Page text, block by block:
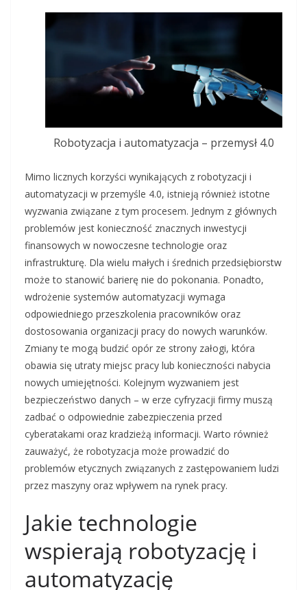
Robotyzacja i automatyzacja – przemysł 4.0
Mimo licznych korzyści wynikających z robotyzacji i
automatyzacji w przemyśle 4.0, istnieją również istotne
wyzwania związane z tym procesem. Jednym z głównych
problemów jest konieczność znacznych inwestycji
finansowych w nowoczesne technologie oraz
infrastrukturę. Dla wielu małych i średnich przedsiębiorstw
może to stanowić barierę nie do pokonania. Ponadto,
wdrożenie systemów automatyzacji wymaga
odpowiedniego przeszkolenia pracowników oraz
dostosowania organizacji pracy do nowych warunków.
Zmiany te mogą budzić opór ze strony załogi, która
obawia się utraty miejsc pracy lub konieczności nabycia
nowych umiejętności. Kolejnym wyzwaniem jest
bezpieczeństwo danych – w erze cyfryzacji firmy muszą
zadbać o odpowiednie zabezpieczenia przed
cyberatakami oraz kradzieżą informacji. Warto również
zauważyć, że robotyzacja może prowadzić do
problemów etycznych związanych z zastępowaniem ludzi
przez maszyny oraz wpływem na rynek pracy.
Jakie technologie
wspierają robotyzację i
automatyzację